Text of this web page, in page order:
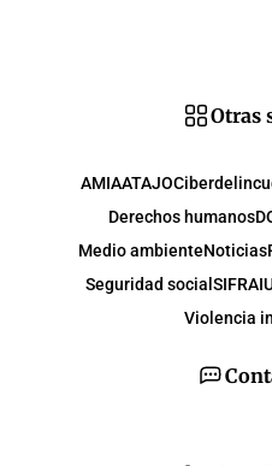
Otras
AMIAATAJO
Derechos humanos
Medio ambienteNoticias
Seguridad social SIFRAI
Violencia